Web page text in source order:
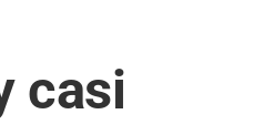
casi